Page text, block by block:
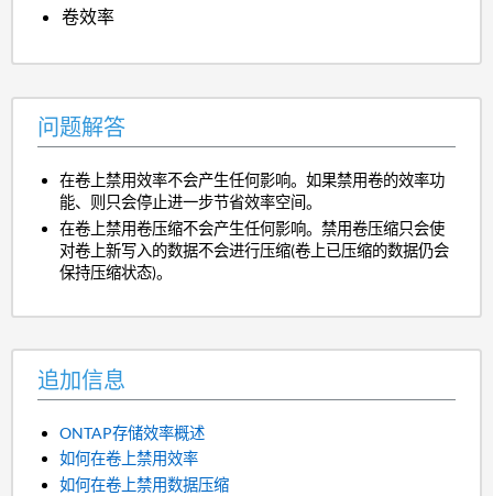
卷效率
问题解答
在卷上禁用效率不会产生任何影响。如果禁用卷的效率功
能、则只会停止进一步节省效率空间。
在卷上禁用卷压缩不会产生任何影响。禁用卷压缩只会使
对卷上新写入的数据不会进行压缩(卷上已压缩的数据仍会
保持压缩状态)。
追加信息
ONTAP存储效率概述
如何在卷上禁用效率
如何在卷上禁用数据压缩